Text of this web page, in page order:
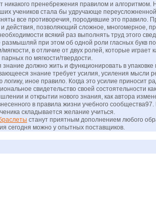
никакого пренебрежения правилом и алгоритмом.
учеников стала бы удручающе
все противоречия, породившие это правило.
действия, позволяющий сложное, многомерное,
всякий раз выполнять труд этого
при этом об одной роли гласных букв
в отличие от двух ролей, которые играет
по мягкости/твердости.
должно жить и функционировать в упаковке
знание требует усилия, усиления мысли
иное правило. Когда это усилие приносит
свидетельство своей состоятельности
и открытии нового знания, как автора
в правила жизни учебного
складывается желание учиться.
станут приятным дополнением любого
сегодня можно у опытных поставщиков.